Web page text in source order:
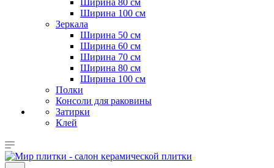
Ширина 80 см
Ширина 100 см
Зеркала
Ширина 50 см
Ширина 60 см
Ширина 70 см
Ширина 80 см
Ширина 100 см
Полки
Консоли для раковины
Затирки
Клей